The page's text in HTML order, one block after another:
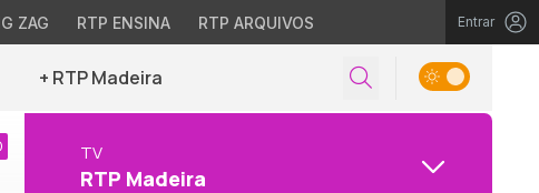
ZAG RTP ENSINA RTP ARQUIVOS Entrar
+ RTP Madeira
TV
RTP Madeira